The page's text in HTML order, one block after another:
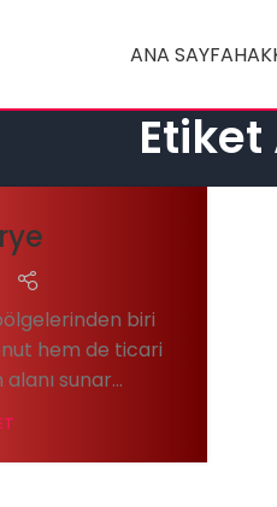
ANA SAYFA
biri
hem de ticari
sunar...